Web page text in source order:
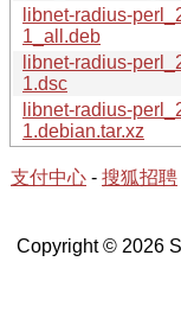
libnet-radius-
1_all.deb
libnet-radius-
1.dsc
libnet-radius-
1.debian.tar.xz
支付中心 - 搜狐招聘
Copyright © 2026